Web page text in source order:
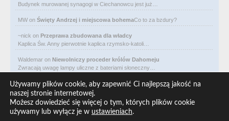
Budynek murowanej synagogi w Ciechanowcu jest już…
MW on Święty Andrzej i miejscowa bohemaCo to za bzdury?
~nick on Przeprawa zbudowana dla władcy
Kaplica Św. Anny pierwotnie kaplica rzymsko-katoli…
Waldemar on Niewolniczy proceder królów Dahomeju
Zwracają uwagę lampy uliczne z bateriami słoneczny…
Waldemar on Adam Asnyk. Poeta z mojego miasta
CIEKAWOSTKA że pod banderą Malty pływa statek m/v…
Waldemar on
Historia na Wawelskim Wzgórzu
Michał Bogoria Skotnicki (1775–1808). Portret Mich…
Używamy plików cookie, aby zapewnić Ci najlepszą jakość na
naszej stronie internetowej.
Możesz dowiedzieć się więcej o tym, których plików cookie
używamy lub wyłącz je w ustawieniach.